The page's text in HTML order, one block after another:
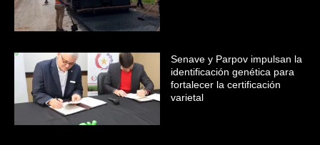
Senave y Parpov impulsan la
identificación genética para
fortalecer la certificación
varietal